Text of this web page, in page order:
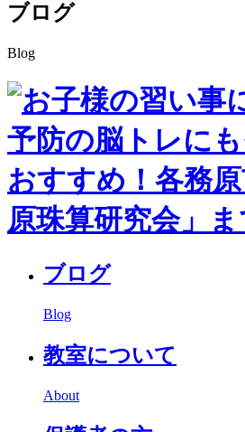
ブログ
Blog
ブログ
Blog
教室について
About